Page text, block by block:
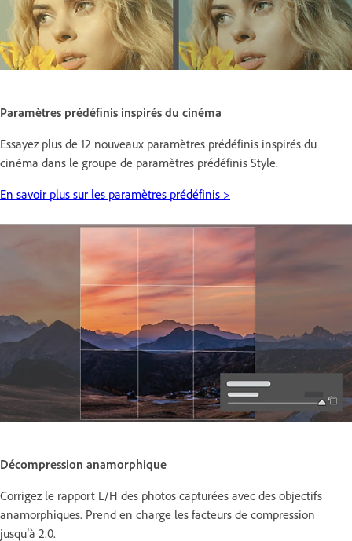
Paramètres prédéfinis inspirés du cinéma
Essayez plus de 12 nouveaux paramètres prédéfinis inspirés du
cinéma dans le groupe de paramètres prédéfinis Style.
En savoir plus sur les paramètres prédéfinis >
Décompression anamorphique
Corrigez le rapport L/H des photos capturées avec des objectifs
anamorphiques. Prend en charge les facteurs de compression
jusqu’à 2.0.